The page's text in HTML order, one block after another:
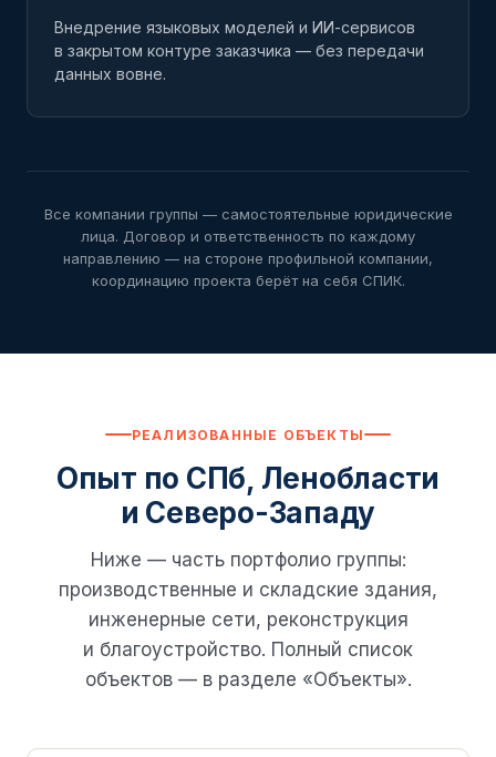
Внедрение языковых моделей и ИИ-сервисов
в закрытом контуре заказчика — без передачи
данных вовне.
Все компании группы — самостоятельные юридические
лица. Договор и ответственность по каждому
направлению — на стороне профильной компании,
координацию проекта берёт на себя СПИК.
РЕАЛИЗОВАННЫЕ ОБЪЕКТЫ
Опыт по СПб, Ленобласти
и Северо-Западу
Ниже — часть портфолио группы:
производственные и складские здания,
инженерные сети, реконструкция
и благоустройство. Полный список
объектов — в разделе «Объекты».